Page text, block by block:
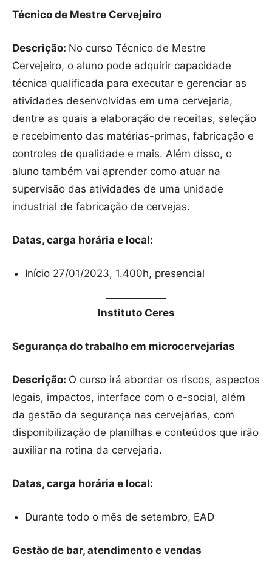
Técnico de Mestre Cervejeiro
Descrição: No curso Técnico de Mestre
Cervejeiro, o aluno pode adquirir capacidade
técnica qualificada para executar e gerenciar as
atividades desenvolvidas em uma cervejaria,
dentre as quais a elaboração de receitas, seleção
e recebimento das matérias-primas, fabricação e
controles de qualidade e mais. Além disso, o
aluno também vai aprender como atuar na
supervisão das atividades de uma unidade
industrial de fabricação de cervejas.
Datas, carga horária e local:
Início 27/01/2023, 1.400h, presencial
Instituto Ceres
Segurança do trabalho em microcervejarias
Descrição: O curso irá abordar os riscos, aspectos
legais, impactos, interface com o e-social, além
da gestão da segurança nas cervejarias, com
disponibilização de planilhas e conteúdos que irão
auxiliar na rotina da cervejaria.
Datas, carga horária e local:
Durante todo o mês de setembro, EAD
Gestão de bar, atendimento e vendas